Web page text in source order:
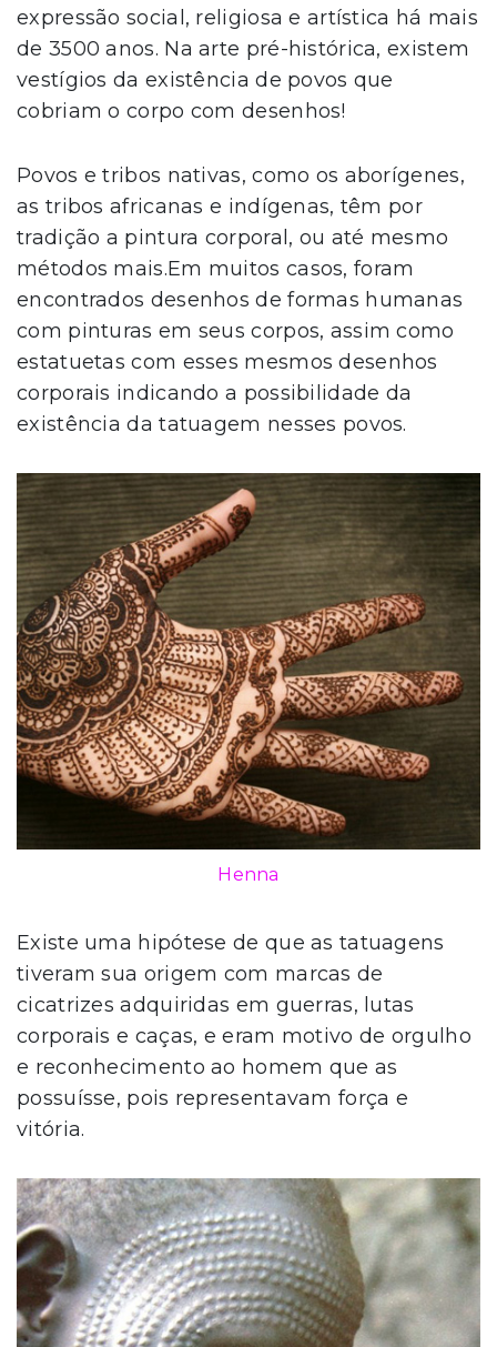
expressão social, religiosa e artística há mais
de 3500 anos. Na arte pré-histórica, existem
vestígios da existência de povos que
cobriam o corpo com desenhos!
Povos e tribos nativas, como os aborígenes,
as tribos africanas e indígenas, têm por
tradição a pintura corporal, ou até mesmo
métodos mais.Em muitos casos, foram
encontrados desenhos de formas humanas
com pinturas em seus corpos, assim como
estatuetas com esses mesmos desenhos
corporais indicando a possibilidade da
existência da tatuagem nesses povos.
Henna
Existe uma hipótese de que as tatuagens
tiveram sua origem com marcas de
cicatrizes adquiridas em guerras, lutas
corporais e caças, e eram motivo de orgulho
e reconhecimento ao homem que as
possuísse, pois representavam força e
vitória.